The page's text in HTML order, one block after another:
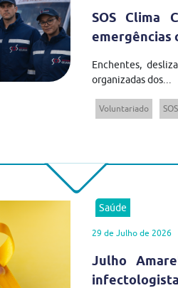
SOS Clima
emergências
Enchentes,
organizadas dos...
Voluntariado
Saúde
29 de Julho de 2026
Julho
infectologista